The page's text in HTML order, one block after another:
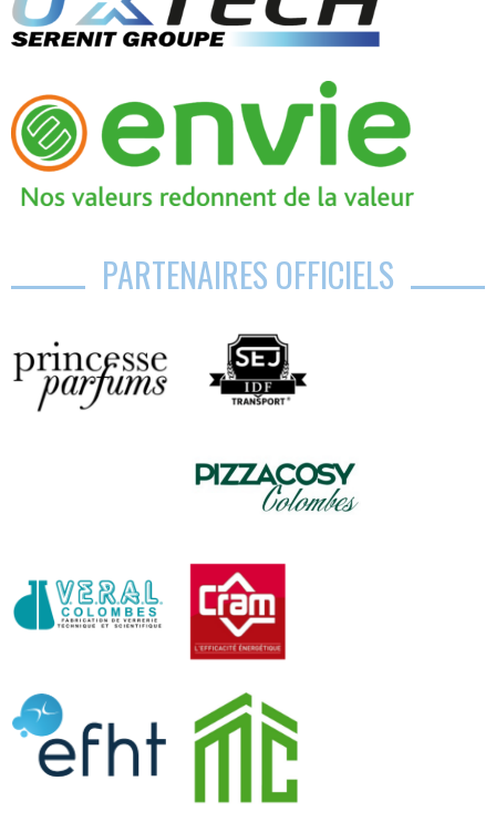
PARTENAIRES OFFICIELS